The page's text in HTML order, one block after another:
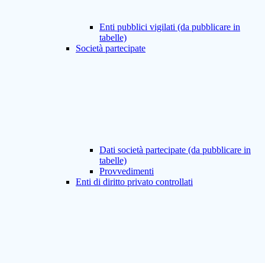
Enti pubblici vigilati (da pubblicare in
tabelle)
Società partecipate
Dati società partecipate (da pubblicare in
tabelle)
Provvedimenti
Enti di diritto privato controllati